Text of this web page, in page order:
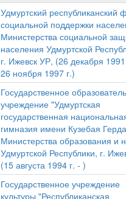
Удмуртский республиканский
социальной поддержки
Министерства социальной
населения Удмуртской
г. Ижевск УР, (26 декабря 1991
26 ноября 1997 г.)
Государственное
учреждение "Удмуртская
государственная
гимназия имени Кузебая
Министерства образования и
Удмуртской Республики, г.
(15 августа 1994 г. - )
Государственное учреждение
культуры "Республиканская